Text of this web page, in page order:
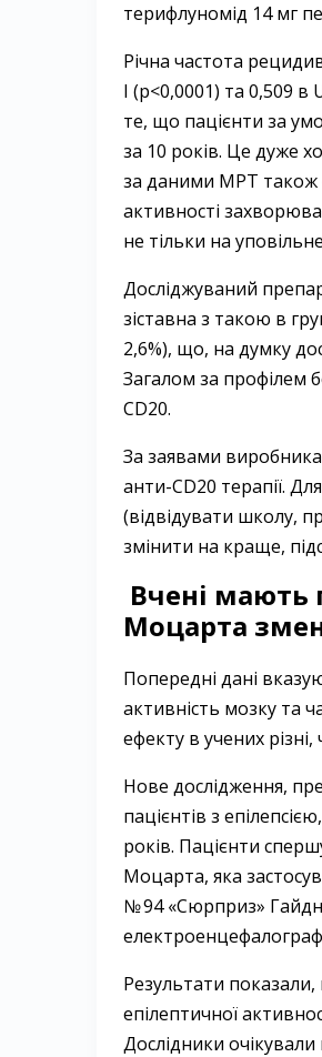
терифлуномід 14 мг
Річна частота
I (р<0,0001) та 0,509 в
те, що пацієнти за
за 10 років. Це дуже
за даними МРТ також
активності
не тільки на
Досліджуваний
зіставна з такою в
2,6%), що, на думку
Загалом за профілем
CD20.
За заявами
анти-CD20 терапії.
(відвідувати школу,
змінити на краще,
Вчені мають
Моцарта
Попередні дані
активність мозку та
ефекту в учених
Нове дослідження,
пацієнтів з
років. Пацієнти
Моцарта, яка
№ 94 «Сюрприз»
Результати
епілептичної
Дослідники